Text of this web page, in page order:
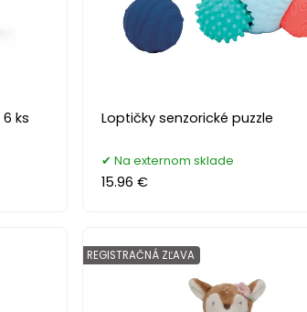
ks Loptičky senzorické puzzle
Na externom sklade
15.96 €
REGISTRAČNÁ ZĽAVA